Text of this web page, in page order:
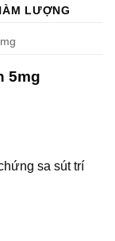
LƯỢNG
5mg
sa sút trí